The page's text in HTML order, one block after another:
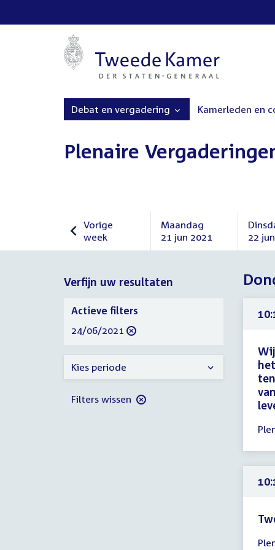
Debat en vergadering Kamerleden en
Plenaire
Vorige
week
Vorige
Maandag
21 jun 2021
Maandag
2021
22
juni
2021
Verfijn uw resultaten
-
Verfijn
uw
resultaten
Actieve filters
verwijder
24/06/2021
Kies periode
Filters wissen